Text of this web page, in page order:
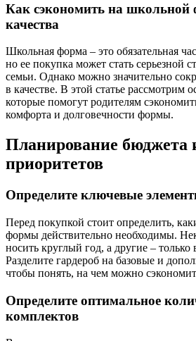
Как сэкономить на школьной
качества
Школьная форма – это обязательная
но ее покупка может стать серьезной
семьи. Однако можно значительно
в качестве. В этой статье рассмотрим
которые помогут родителям
комфорта и долговечности формы.
Планирование бюджета
приоритетов
Определите ключевые
Перед покупкой стоит определить,
формы действительно необходимы.
носить круглый год, а другие – только
Разделите гардероб на базовые и
чтобы понять, на чем можно
Определите оптимальное
комплектов